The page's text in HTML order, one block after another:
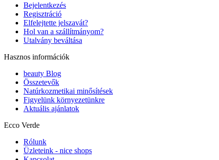
Bejelentkezés
Regisztráció
Elfelejtette jelszavát?
Hol van a szállítmányom?
Utalvány beváltása
Hasznos információk
beauty Blog
Összetevők
Natúrkozmetikai minősítések
Figyelünk környezetünkre
Aktuális ajánlatok
Ecco Verde
Rólunk
Üzleteink - nice shops